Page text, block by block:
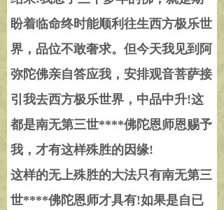
盼着临命终时能顺利往生西方极乐世
界，品位不敢奢求。但今天我见到阿
弥陀佛亲自答应我，安排观音菩萨接
引我去西方极乐世界，中品中升!这
都是南无第三世****佛陀恩师恩赐予
我，才有这样殊胜的因缘!
这样的无上殊胜的大法只有南无第三
世****佛陀恩师才具有!如果是自已